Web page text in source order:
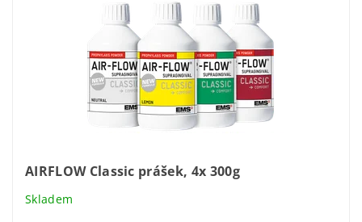
AIRFLOW Classic prášek, 4x 300g
Skladem